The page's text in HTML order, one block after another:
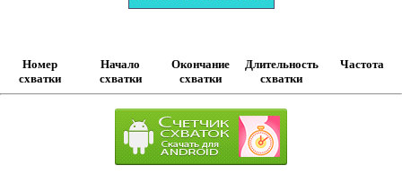
Номер
схватки
Начало
схватки
Окончание
схватки
Длительность
схватки
Частота